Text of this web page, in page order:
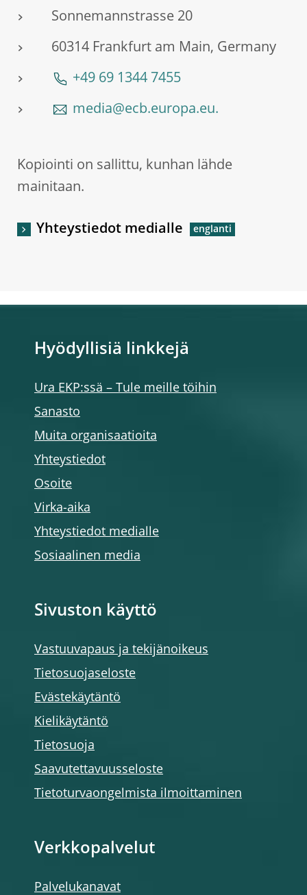
Sonnemannstrasse 20
60314 Frankfurt am Main, Germany
+49 69 1344 7455
media@ecb.europa.eu.
Kopiointi on sallittu, kunhan lähde
mainitaan.
Yhteystiedot medialle
Hyödyllisiä linkkejä
Ura EKP:ssä – Tule meille töihin
Sanasto
Muita organisaatioita
Yhteystiedot
Osoite
Virka-aika
Yhteystiedot medialle
Sosiaalinen media
Sivuston käyttö
Vastuuvapaus ja tekijänoikeus
Tietosuojaseloste
Evästekäytäntö
Kielikäytäntö
Tietosuoja
Saavutettavuusseloste
Tietoturvaongelmista ilmoittaminen
Verkkopalvelut
Palvelukanavat